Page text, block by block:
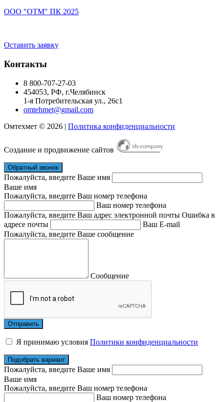
ООО "ОТМ" ПК 2025
Оставить заявку
Контакты
8 800-707-27-03
454053, РФ, г.Челябинск
1-я Потребительская ул., 26с1
omtehmet@gmail.com
Омтехмет © 2026 | Политика конфиденциальности
Создание и продвижение сайтов
Обратный звонок
Пожалуйста, введите Ваше имя
Ваше имя
Пожалуйста, введите Ваш номер телефона
Ваш номер телефона
Пожалуйста, введите Ваш адрес электронной почты Ошибка в
адресе почты
Ваш E-mail
Пожалуйста, введите Ваше сообщение
Сообщение
Я принимаю условия Политики конфиденциальности
Подобрать вариант
Пожалуйста, введите Ваше имя
Ваше имя
Пожалуйста, введите Ваш номер телефона
Ваш номер телефона